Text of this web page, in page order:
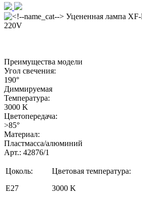
Преимущества модели
Угол свечения:
190°
Диммируемая
Температура:
3000 K
Цветопередача:
>85°
Материал:
Пластмасса/алюминий
Арт.: 42876/1
Цоколь:
E27
Цветовая температура:
3000 K